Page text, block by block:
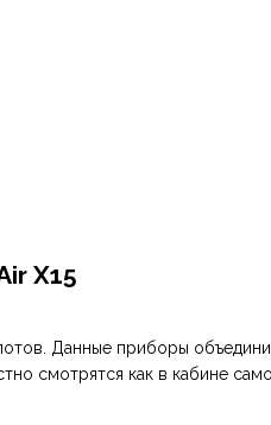
X15
Данные приборы
смотрятся как в кабине